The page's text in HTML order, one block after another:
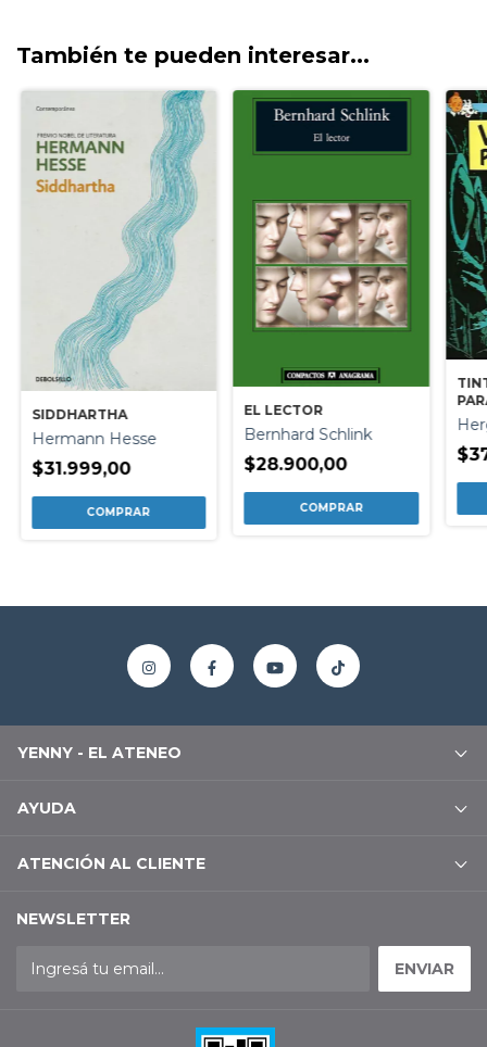
También te pueden interesar...
SIDDHARTHA
Hermann Hesse
$31.999,00
EL LECTOR
Bernhard Schlink
$28.900,00
YENNY - EL ATENEO
AYUDA
ATENCIÓN AL CLIENTE
NEWSLETTER